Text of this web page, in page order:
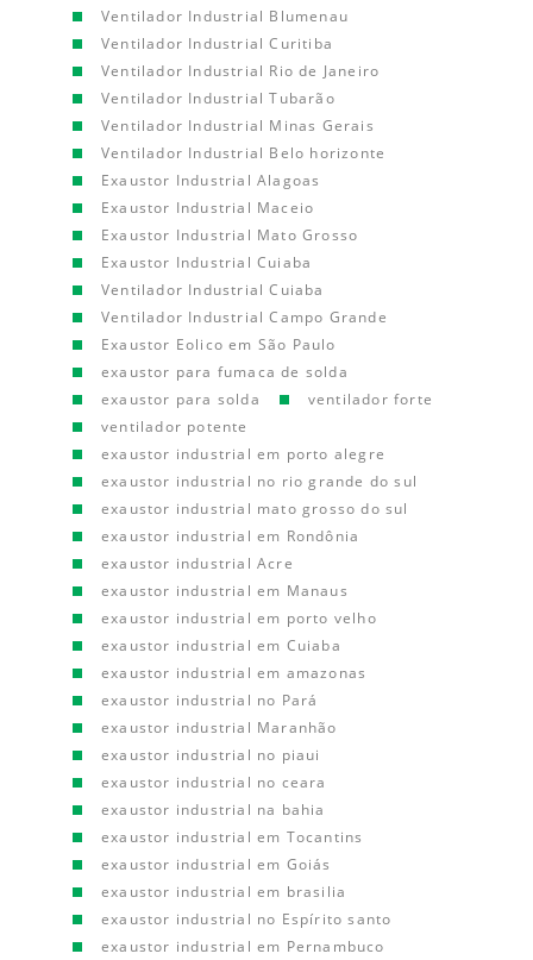
Ventilador Industrial Blumenau
Ventilador Industrial Curitiba
Ventilador Industrial Rio de Janeiro
Ventilador Industrial Tubarão
Ventilador Industrial Minas Gerais
Ventilador Industrial Belo horizonte
Exaustor Industrial Alagoas
Exaustor Industrial Maceio
Exaustor Industrial Mato Grosso
Exaustor Industrial Cuiaba
Ventilador Industrial Cuiaba
Ventilador Industrial Campo Grande
Exaustor Eolico em São Paulo
exaustor para fumaca de solda
exaustor para solda
ventilador forte
ventilador potente
exaustor industrial em porto alegre
exaustor industrial no rio grande do sul
exaustor industrial mato grosso do sul
exaustor industrial em Rondônia
exaustor industrial Acre
exaustor industrial em Manaus
exaustor industrial em porto velho
exaustor industrial em Cuiaba
exaustor industrial em amazonas
exaustor industrial no Pará
exaustor industrial Maranhão
exaustor industrial no piaui
exaustor industrial no ceara
exaustor industrial na bahia
exaustor industrial em Tocantins
exaustor industrial em Goiás
exaustor industrial em brasilia
exaustor industrial no Espírito santo
exaustor industrial em Pernambuco